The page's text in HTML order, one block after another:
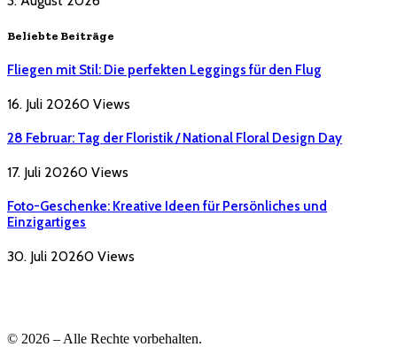
Beliebte Beiträge
Fliegen mit Stil: Die perfekten Leggings für den Flug
16. Juli 20260 Views
28 Februar: Tag der Floristik / National Floral Design Day
17. Juli 20260 Views
Foto-Geschenke: Kreative Ideen für Persönliches und
Einzigartiges
30. Juli 20260 Views
© 2026 – Alle Rechte vorbehalten.